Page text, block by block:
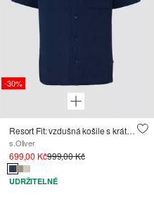
-30%
Resort Fit: vzdušná košile s krátkým rukávem, z mušelínu
s.Oliver
699,00 Kč999,00 Kč
UDRŽITELNÉ